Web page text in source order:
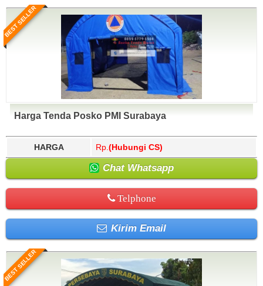
BEST SELLER
Harga Tenda Posko PMI Surabaya
HARGA Rp. (Hubungi CS)
Chat Whatsapp
Telphone
Kirim Email
BEST SELLER